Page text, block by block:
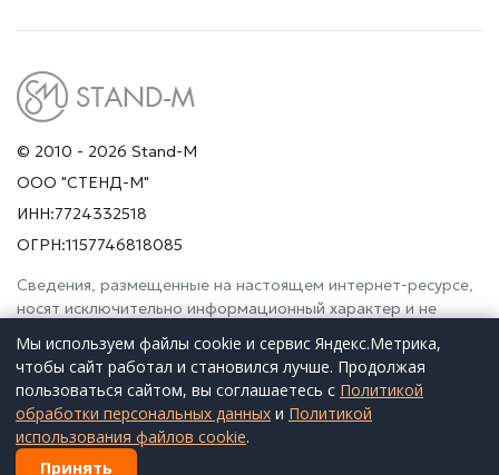
© 2010 - 2026 Stand-M
ООО "СТЕНД-М"
ИНН:7724332518
ОГРН:1157746818085
Сведения, размещенные на настоящем интернет-ресурсе,
носят исключительно информационный характер и не
кодекса РФ). Просьба дополнительно уточнять указанные
данные по электронной почте или контактным телефонам.
Мы используем файлы cookie и сервис Яндекс.Метрика,
чтобы сайт работал и становился лучше. Продолжая
пользоваться сайтом, вы соглашаетесь с Политикой
обработки персональных данных и Политикой
использования файлов cookie.
Принять